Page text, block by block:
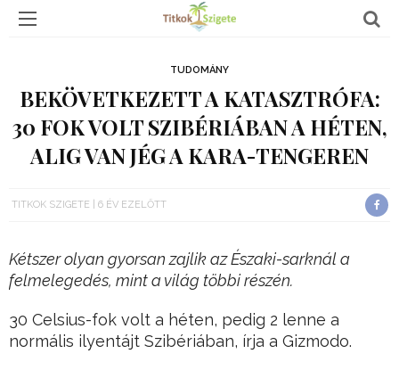
TUDOMÁNY
BEKÖVETKEZETT A KATASZTRÓFA:
30 FOK VOLT SZIBÉRIÁBAN A HÉTEN,
ALIG VAN JÉG A KARA-TENGEREN
TITKOK SZIGETE 6 ÉV EZELŐTT
Kétszer olyan gyorsan zajlik az Északi-sarknál a
felmelegedés, mint a világ többi részén.
30 Celsius-fok volt a héten, pedig 2 lenne a
normális ilyentájt Szibériában, írja a Gizmodo.